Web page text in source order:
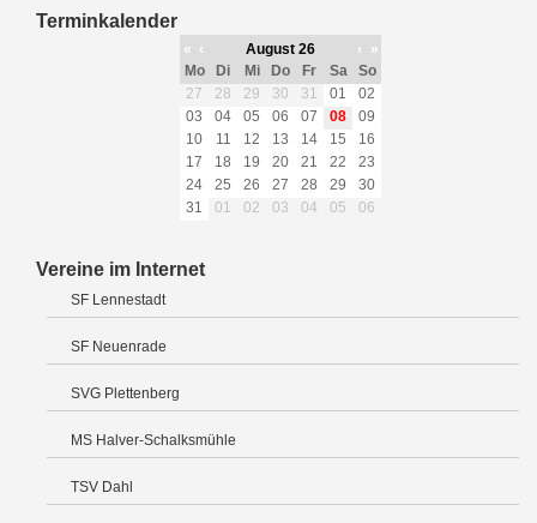
Terminkalender
« ‹ August 26 ›
»
Mo
Di Mi Do Fr Sa
So
27
28 29 30 31 01
02
03
04 05 06 07 08
09
10
11 12 13 14 15
16
17
18 19 20 21 22
23
24
25 26 27 28 29
30
31
01 02 03 04 05 06
Vereine im Internet
SF Lennestadt
SF Neuenrade
SVG Plettenberg
MS Halver-Schalksmühle
TSV Dahl